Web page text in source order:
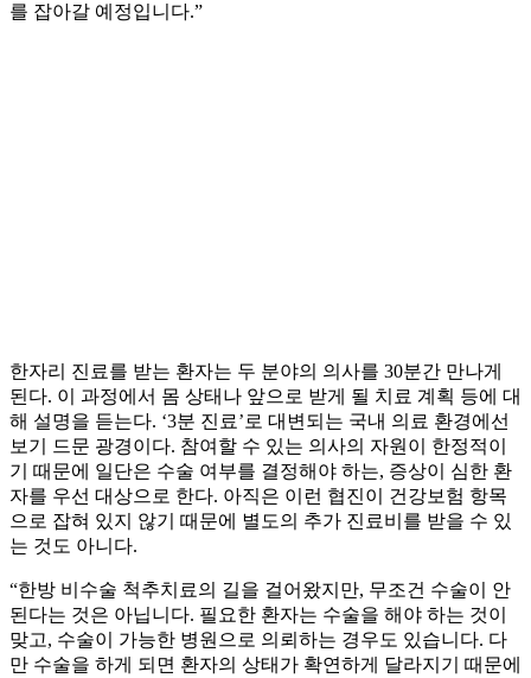
를 잡아갈 예정입니다.”
한자리 진료를 받는 환자는 두 분야의 의사를 30분간 만나게
된다. 이 과정에서 몸 상태나 앞으로 받게 될 치료 계획 등에 대
해 설명을 듣는다. ‘3분 진료’로 대변되는 국내 의료 환경에선
보기 드문 광경이다. 참여할 수 있는 의사의 자원이 한정적이
기 때문에 일단은 수술 여부를 결정해야 하는, 증상이 심한 환
자를 우선 대상으로 한다. 아직은 이런 협진이 건강보험 항목
으로 잡혀 있지 않기 때문에 별도의 추가 진료비를 받을 수 있
는 것도 아니다.
“한방 비수술 척추치료의 길을 걸어왔지만, 무조건 수술이 안
된다는 것은 아닙니다. 필요한 환자는 수술을 해야 하는 것이
맞고, 수술이 가능한 병원으로 의뢰하는 경우도 있습니다. 다
만 수술을 하게 되면 환자의 상태가 확연하게 달라지기 때문에